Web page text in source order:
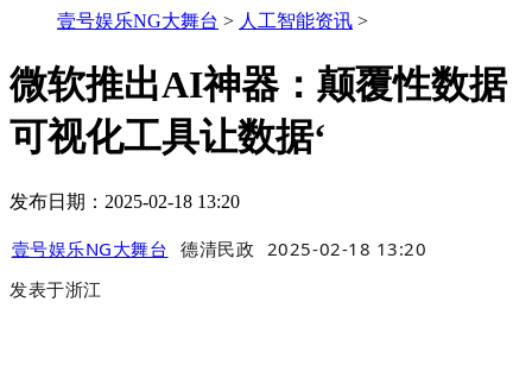
壹号娱乐NG大舞台 > 人工智能资讯 >
微软推出AI神器：颠覆性数据
可视化工具让数据‘
发布日期：2025-02-18 13:20
壹号娱乐NG大舞台 德清民政 2025-02-18 13:20
发表于浙江